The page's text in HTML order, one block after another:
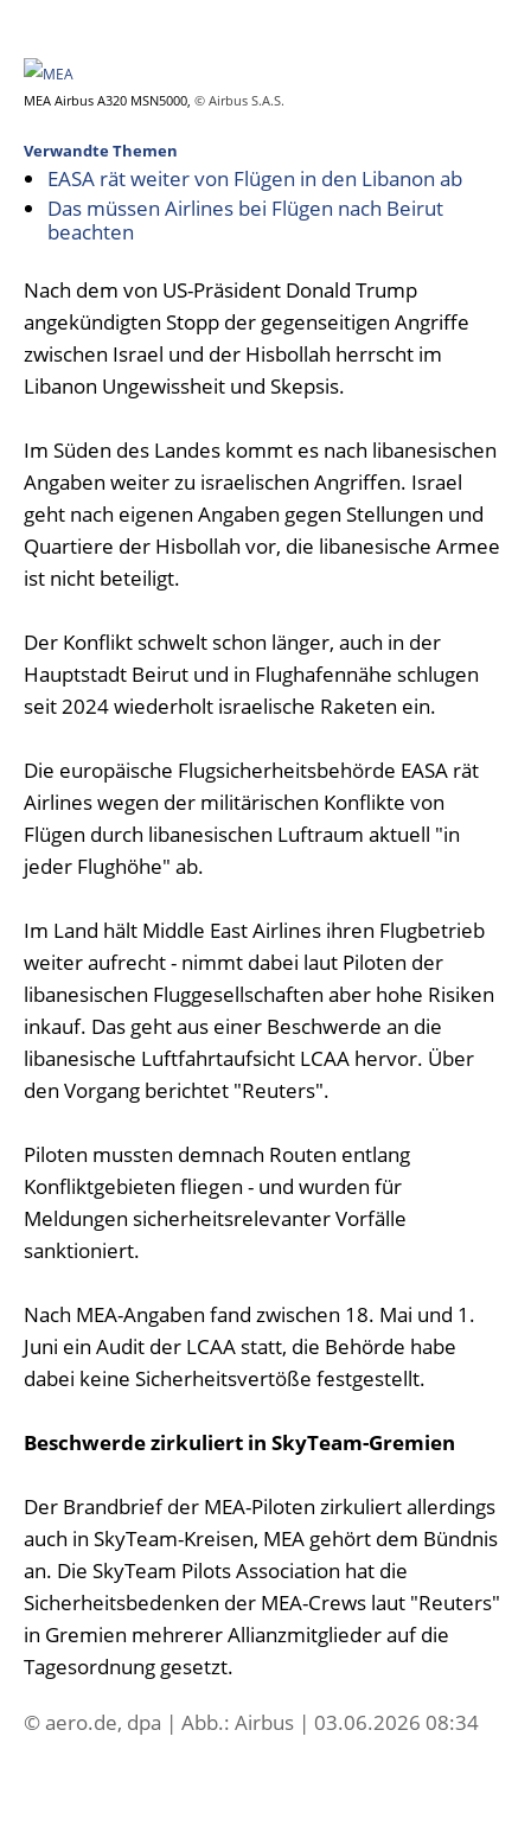
MEA Airbus A320 MSN5000, © Airbus S.A.S.
Verwandte Themen
EASA rät weiter von Flügen in den Libanon ab
Das müssen Airlines bei Flügen nach Beirut
beachten
Nach dem von US-Präsident Donald Trump
angekündigten Stopp der gegenseitigen Angriffe
zwischen Israel und der Hisbollah herrscht im
Libanon Ungewissheit und Skepsis.
Im Süden des Landes kommt es nach libanesischen
Angaben weiter zu israelischen Angriffen. Israel
geht nach eigenen Angaben gegen Stellungen und
Quartiere der Hisbollah vor, die libanesische Armee
ist nicht beteiligt.
Der Konflikt schwelt schon länger, auch in der
Hauptstadt Beirut und in Flughafennähe schlugen
seit 2024 wiederholt israelische Raketen ein.
Die europäische Flugsicherheitsbehörde EASA rät
Airlines wegen der militärischen Konflikte von
Flügen durch libanesischen Luftraum aktuell "in
jeder Flughöhe" ab.
Im Land hält Middle East Airlines ihren Flugbetrieb
weiter aufrecht - nimmt dabei laut Piloten der
libanesischen Fluggesellschaften aber hohe Risiken
inkauf. Das geht aus einer Beschwerde an die
libanesische Luftfahrtaufsicht LCAA hervor. Über
den Vorgang berichtet "Reuters".
Piloten mussten demnach Routen entlang
Konfliktgebieten fliegen - und wurden für
Meldungen sicherheitsrelevanter Vorfälle
sanktioniert.
Nach MEA-Angaben fand zwischen 18. Mai und 1.
Juni ein Audit der LCAA statt, die Behörde habe
dabei keine Sicherheitsvertöße festgestellt.
Beschwerde zirkuliert in SkyTeam-Gremien
Der Brandbrief der MEA-Piloten zirkuliert allerdings
auch in SkyTeam-Kreisen, MEA gehört dem Bündnis
an. Die SkyTeam Pilots Association hat die
Sicherheitsbedenken der MEA-Crews laut "Reuters"
in Gremien mehrerer Allianzmitglieder auf die
Tagesordnung gesetzt.
© aero.de, dpa | Abb.: Airbus | 03.06.2026 08:34